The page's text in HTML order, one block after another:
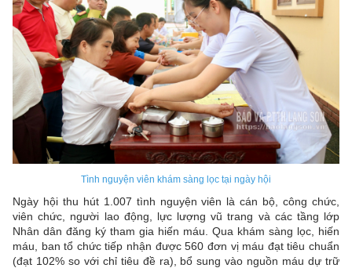
Tình nguyện viên khám sàng lọc tại ngày hội
Ngày hội thu hút 1.007 tình nguyện viên là cán bộ, công chức,
viên chức, người lao động, lực lượng vũ trang và các tầng lớp
Nhân dân đăng ký tham gia hiến máu. Qua khám sàng lọc, hiến
máu, ban tổ chức tiếp nhận được 560 đơn vị máu đạt tiêu chuẩn
(đạt 102% so với chỉ tiêu đề ra), bổ sung vào nguồn máu dự trữ